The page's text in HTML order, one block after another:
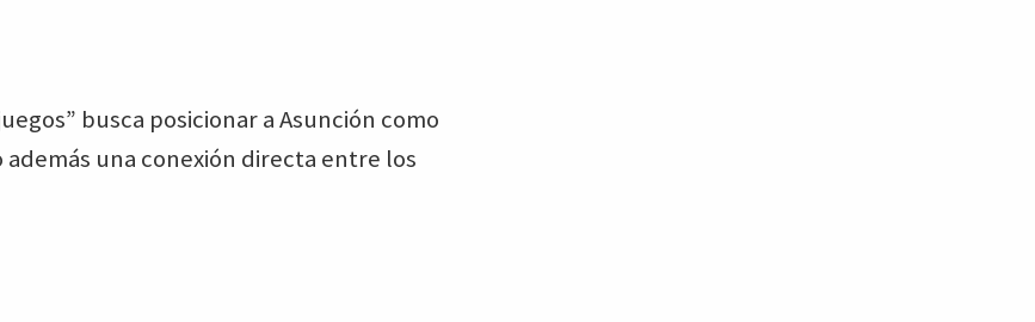
busca posicionar a Asunción como
una conexión directa entre los